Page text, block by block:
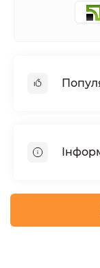
Спінінгова
Оплата